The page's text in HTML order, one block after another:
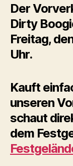
Der
Dirty
Freitag,
Uhr.
Kauft
unseren
schaut
dem